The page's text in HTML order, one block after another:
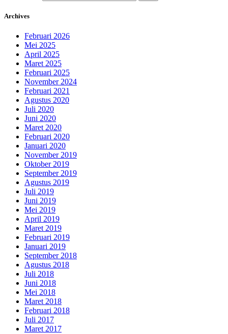
Archives
Februari 2026
Mei 2025
April 2025
Maret 2025
Februari 2025
November 2024
Februari 2021
Agustus 2020
Juli 2020
Juni 2020
Maret 2020
Februari 2020
Januari 2020
November 2019
Oktober 2019
September 2019
Agustus 2019
Juli 2019
Juni 2019
Mei 2019
April 2019
Maret 2019
Februari 2019
Januari 2019
September 2018
Agustus 2018
Juli 2018
Juni 2018
Mei 2018
Maret 2018
Februari 2018
Juli 2017
Maret 2017